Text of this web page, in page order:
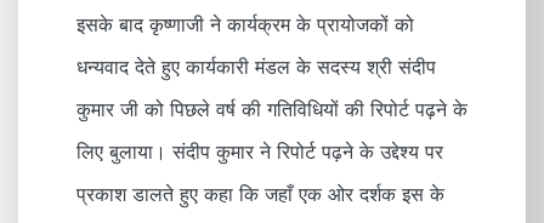
इसके बाद कृष्णाजी ने कार्यक्रम के प्रायोजकों को
धन्यवाद देते हुए कार्यकारी मंडल के सदस्य श्री संदीप
कुमार जी को पिछले वर्ष की गतिविधियों की रिपोर्ट पढ़ने के
लिए बुलाया। संदीप कुमार ने रिपोर्ट पढ़ने के उद्देश्य पर
प्रकाश डालते हुए कहा कि जहाँ एक ओर दर्शक इस के